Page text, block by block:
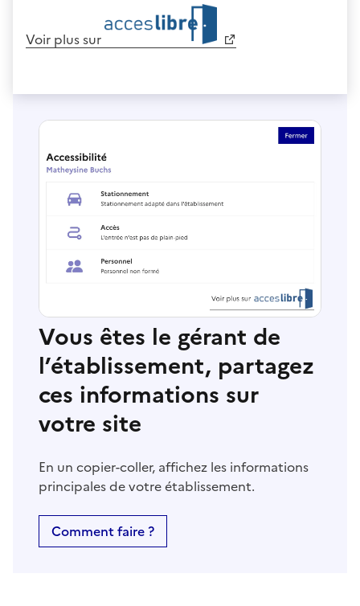
Voir plus sur
Vous êtes le gérant de
l’établissement, partagez
ces informations sur
votre site
En un copier-coller, affichez les informations
principales de votre établissement.
Comment faire ?